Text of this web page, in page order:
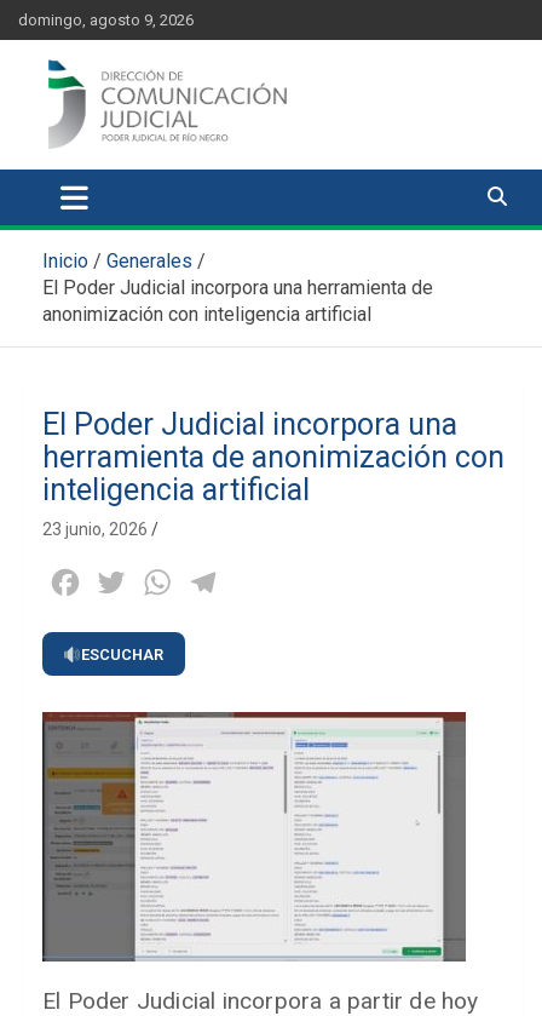
content
Skip
to
content
domingo, agosto 9, 2026
Comunicación Judicial
Inicio
Generales
El Poder Judicial incorpora una herramienta de
anonimización con inteligencia artificial
El Poder Judicial incorpora una
herramienta de anonimización con
inteligencia artificial
23 junio, 2026
Facebook
Twitter WhatsApp
ESCUCHAR
El Poder Judicial incorpora a partir de hoy